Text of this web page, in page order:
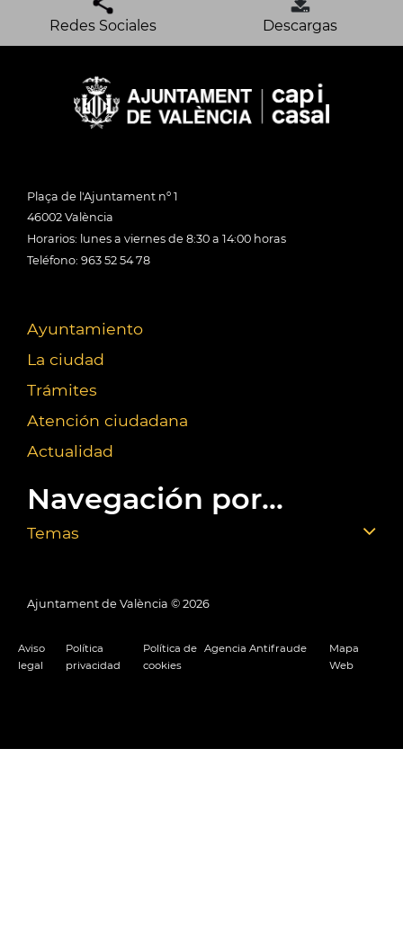
Redes Sociales Descargas
Plaça de l'Ajuntament nº 1
46002 València
Horarios: lunes a viernes de 8:30 a 14:00 horas
Teléfono: 963 52 54 78
Ayuntamiento
La ciudad
Trámites
Atención ciudadana
Actualidad
Navegación por...
Temas
Ajuntament de València © 2026
Aviso
legal
Política
privacidad
Política de
cookies
Agencia Antifraude
Mapa
Web